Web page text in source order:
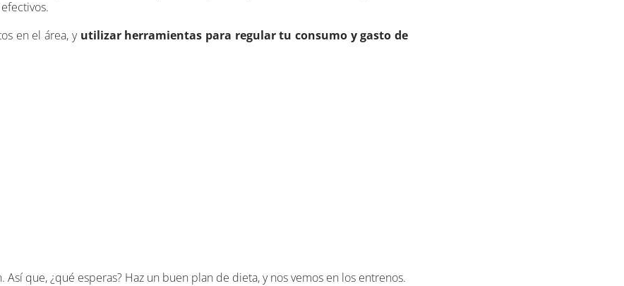
en el área, y utilizar herramientas para regular tu consumo y gasto de
que, ¿qué esperas? Haz un buen plan de dieta, y nos vemos en los entrenos.